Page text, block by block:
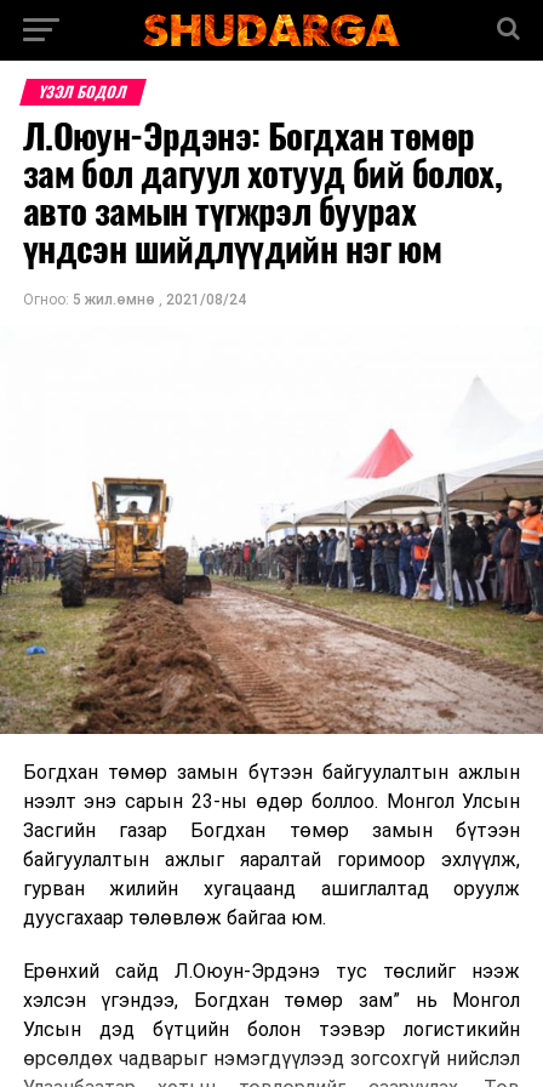
ҮЗЭЛ БОДОЛ
Л.Оюун-Эрдэнэ: Богдхан төмөр
зам бол дагуул хотууд бий болох,
авто замын түгжрэл буурах
үндсэн шийдлүүдийн нэг юм
Огноо: 5 жил.өмнө , 2021/08/24
Богдхан төмөр замын бүтээн байгуулалтын ажлын
нээлт энэ сарын 23-ны өдөр боллоо. Монгол Улсын
Засгийн газар Богдхан төмөр замын бүтээн
байгуулалтын ажлыг яаралтай горимоор эхлүүлж,
гурван жилийн хугацаанд ашиглалтад оруулж
дуусгахаар төлөвлөж байгаа юм.
Ерөнхий сайд Л.Оюун-Эрдэнэ тус төслийг нээж
хэлсэн үгэндээ, Богдхан төмөр зам” нь Монгол
Улсын дэд бүтцийн болон тээвэр логистикийн
өрсөлдөх чадварыг нэмэгдүүлээд зогсохгүй нийслэл